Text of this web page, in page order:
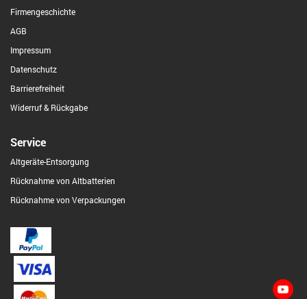
Firmengeschichte
AGB
Impressum
Datenschutz
Barrierefreiheit
Widerruf & Rückgabe
Service
Altgeräte-Entsorgung
Rücknahme von Altbatterien
Rücknahme von Verpackungen